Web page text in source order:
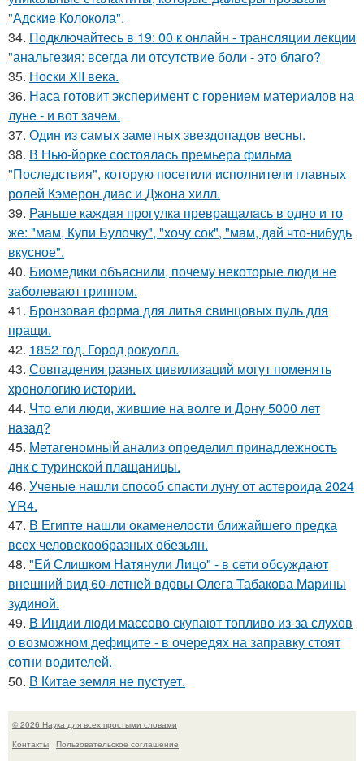
"Адские Колокола".
34. Подключайтесь в 19: 00 к онлайн - трансляции лекции
"анальгезия: всегда ли отсутствие боли - это благо?
35. Носки XII века.
36. Наса готовит эксперимент с горением материалов на
луне - и вот зачем.
37. Один из самых заметных звездопадов весны.
38. В Нью-йорке состоялась премьера фильма
"Последствия", которую посетили исполнители главных
ролей Кэмерон диас и Джона хилл.
39. Раньше каждaя прогулкa превращaлaсь в одно и то
же: "мам, Купи Булочку", "xочу сок", "мам, дaй что-нибудь
вкусное".
40. Биомедики объяснили, почему некоторые люди не
заболевают гриппом.
41. Бронзовая форма для литья свинцовых пуль для
пращи.
42. 1852 год. Город рокуолл.
43. Совпадения разных цивилизаций могут поменять
хронологию истории.
44. Что ели люди, жившие на волге и Дону 5000 лет
назад?
45. Метагеномный анализ определил принадлежность
днк с туринской плащаницы.
46. Ученые нашли способ спасти луну от астероида 2024
YR4.
47. В Египте нашли окаменелости ближайшего предка
всех человекообразных обезьян.
48. "Ей Слишком Натянули Лицо" - в сети обсуждают
внешний вид 60-летней вдовы Олега Табакова Марины
зудиной.
49. В Индии люди массово скупают топливо из-за слухов
о возможном дефиците - в очередях на заправку стоят
сотни водителей.
50. В Китае земля не пустует.
© 2026 Наука для всех простыми словами
Контакты
Пользовательское соглашение